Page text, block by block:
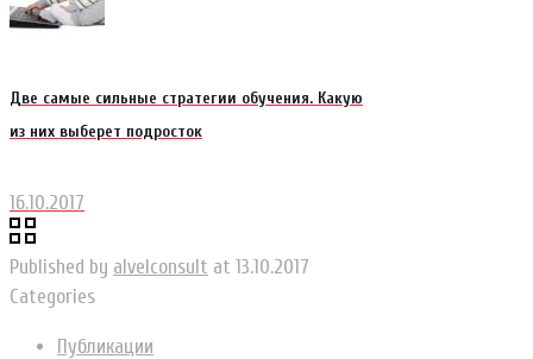
Две самые сильные стратегии обучения. Какую
из них выберет подросток
16.10.2017
Published by alvelconsult at 13.10.2017
Categories
Публикации